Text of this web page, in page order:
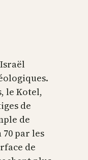
le Kotel,
de
de
70 par les
de